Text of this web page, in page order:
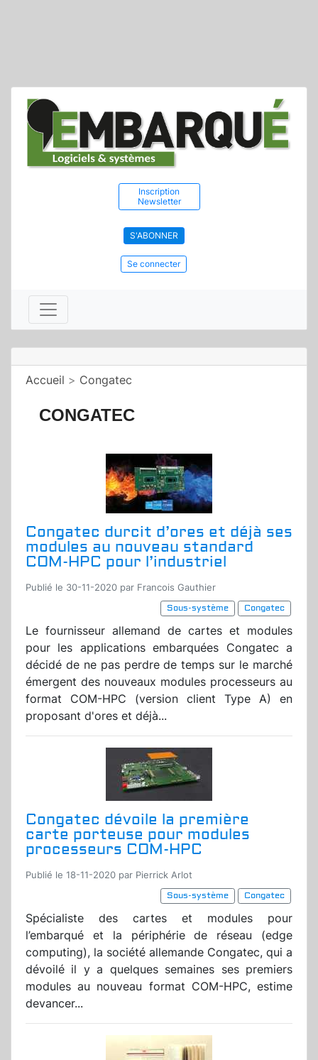
Inscription
Newsletter
S'ABONNER
Se connecter
Accueil > Congatec
CONGATEC
Congatec durcit d’ores et déjà ses
modules au nouveau standard
COM-HPC pour l’industriel
Publié le 30-11-2020 par Francois Gauthier
Sous-système
Congatec
Le fournisseur allemand de cartes et modules
pour les applications embarquées Congatec a
décidé de ne pas perdre de temps sur le marché
émergent des nouveaux modules processeurs au
format COM-HPC (version client Type A) en
proposant d'ores et déjà...
Congatec dévoile la première
carte porteuse pour modules
processeurs COM-HPC
Publié le 18-11-2020 par Pierrick Arlot
Sous-système
Congatec
Spécialiste des cartes et modules pour
l’embarqué et la périphérie de réseau (edge
computing), la société allemande Congatec, qui a
dévoilé il y a quelques semaines ses premiers
modules au nouveau format COM-HPC, estime
devancer...